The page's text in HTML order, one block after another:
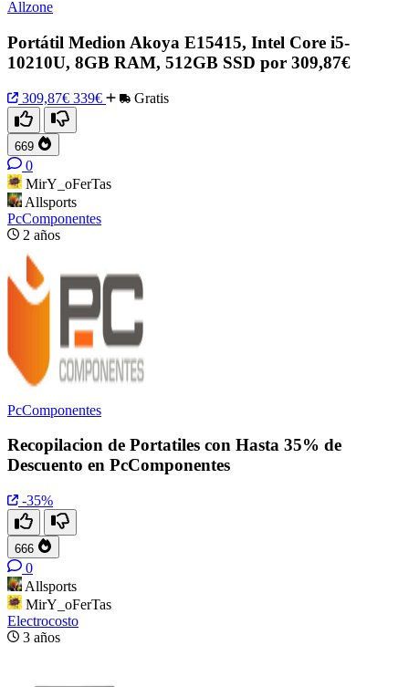
Allzone
Portátil Medion Akoya E15415, Intel Core i5-
10210U, 8GB RAM, 512GB SSD por 309,87€
309,87€ 339€ Gratis
669
0
MirY_oFerTas
Allsports
PcComponentes
2 años
PcComponentes
Recopilacion de Portatiles con Hasta 35% de
Descuento en PcComponentes
-35%
666
0
Allsports
MirY_oFerTas
Electrocosto
3 años